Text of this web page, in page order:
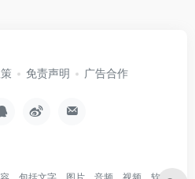
免责声明 广告合作